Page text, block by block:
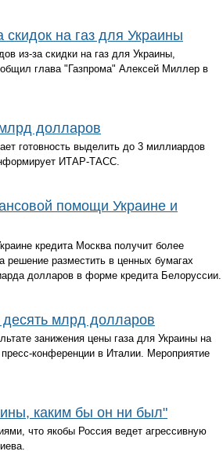
на газ для Украины
из-за скидки на газ для Украины,
глава "Газпрома" Алексей Миллер в
долларов
готовность выделить до 3 миллиардов
ИТАР-ТАСС.
помощи Украине и
кредита Москва получит более
решение разместить в ценных бумагах
долларов в форме кредита Белоруссии.
десять млрд долларов
занижения цены газа для Украины на
конференции в Италии. Мероприятие
каким бы он ни был"
что якобы Россия ведет агрессивную